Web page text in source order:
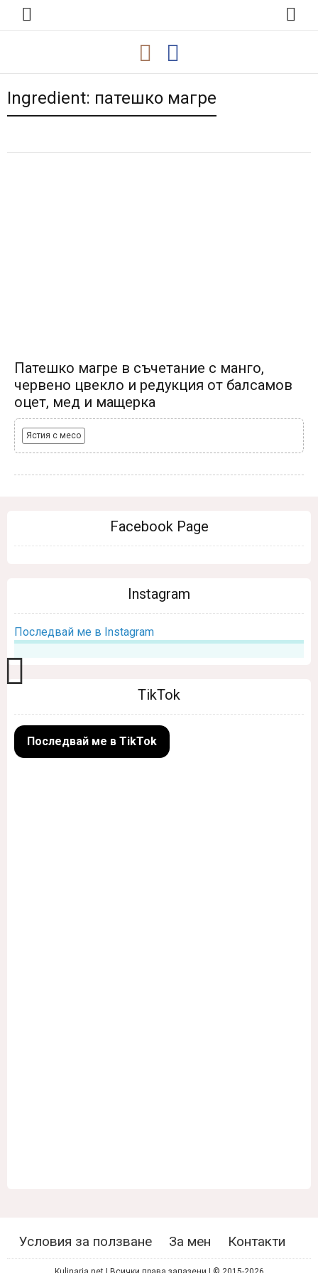
Ingredient: патешко магре
Патешко магре в съчетание с манго,
червено цвекло и редукция от балсамов
оцет, мед и мащерка
Ястия с месо
Facebook Page
Instagram
Последвай ме в Instagram
TikTok
Последвай ме в TikTok
Условия за ползване За мен Контакти